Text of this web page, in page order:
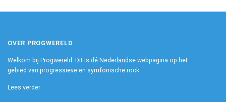
OVER PROGWERELD
Welkom bij Progwereld. Dit is dé Nederlandse webpagina op het
gebied van progressieve en symfonische rock.
Lees verder